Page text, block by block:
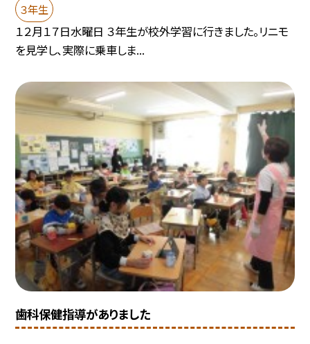
３年生
１２月１７日水曜日 ３年生が校外学習に行きました。リニモ
を見学し、実際に乗車しま...
歯科保健指導がありました